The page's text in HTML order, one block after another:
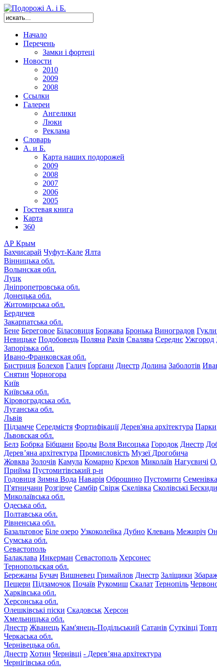
Начало
Перечень
Замки і фортеці
Новости
2010
2009
2008
Ссылки
Галереи
Ангелики
Люки
Реклама
Словарь
А. и Б.
Карта наших подорожей
2009
2008
2007
2006
2005
Гостевая книга
Карта
360
АР Крым
Бахчисарай Чуфут-Кале Ялта
Вінницька обл.
Волынская обл.
Луцк
Дніпропетровська обл.
Донецька обл.
Житомирська обл.
Бердичев
Закарпатська обл.
Бене Береговое Біласовиця Боржава Бронька Виноградов
Невицьке Подобовець Поляна Рахів Свалява Середнє Ужгород
Запорізька обл.
Ивано-Франковская обл.
Бистриця Болехов Галич Ґорґани Днестр Долина Заболотів
Снятин Чорногора
Київ
Київська обл.
Кіровоградська обл.
Луганська обл.
Львів
Підзамче Середмістя Фортифікації Дерев'яна архітектура Парки
Львовская обл.
Белз Бобрка Бібщани Броды Воля Висоцька Городок Днестр
Дерев’яна архітектура Промисловість Музеї Дрогобича
Жовква Золочів Камула Комарно Крехов Миколаїв Нагуєвичі
Прийма Пустомитівський р-н
Годовиця Зимна Вода Наварія Оброшино Пустомити Семенівка
П'ятничани Розгірче Самбір Свірж Скелівка Сколівські Бескиди
Миколаївська обл.
Одеська обл.
Полтавська обл.
Рівненська обл.
Базальтовое Біле озеро Узкоколейка Дубно Клевань Межиріч
Сумська обл.
Севастополь
Балаклава Инкерман Севастополь Херсонес
Тернопольская обл.
Бережаны Бучач Вишневец Гримайлов Днестр Заліщики
Пещери Підзамочок Почаїв Рукомиш Скалат Тернопіль
Харківська обл.
Херсонська обл.
Олешківські піски Скадовськ Херсон
Хмельницька обл.
Днестр Жванець Кам'янець-Подільський Сатанів Сутківці
Черкаська обл.
Чернівецька обл.
Днестр Хотин Чернівці - Дерев’яна архітектура
Чернігівська обл.